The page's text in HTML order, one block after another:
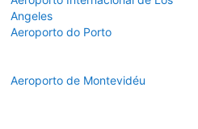
Angeles
Aeroporto do Porto
Aeroporto de Montevidéu